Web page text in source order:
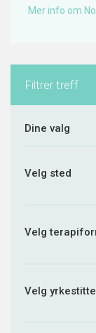
Mer info om
Filtrer treff
Dine valg
Velg sted
Velg
Velg